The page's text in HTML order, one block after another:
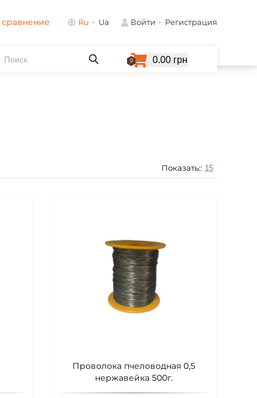
сравнение Ru Ua Войти Регистрация
0 0.00 грн
Показать::
Проволока пчеловодная 0,5
нержавейка 500г.